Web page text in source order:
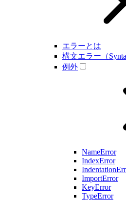
エラーとは
構文エラー（
例外
NameError
IndexError
ImportError
KeyError
TypeError